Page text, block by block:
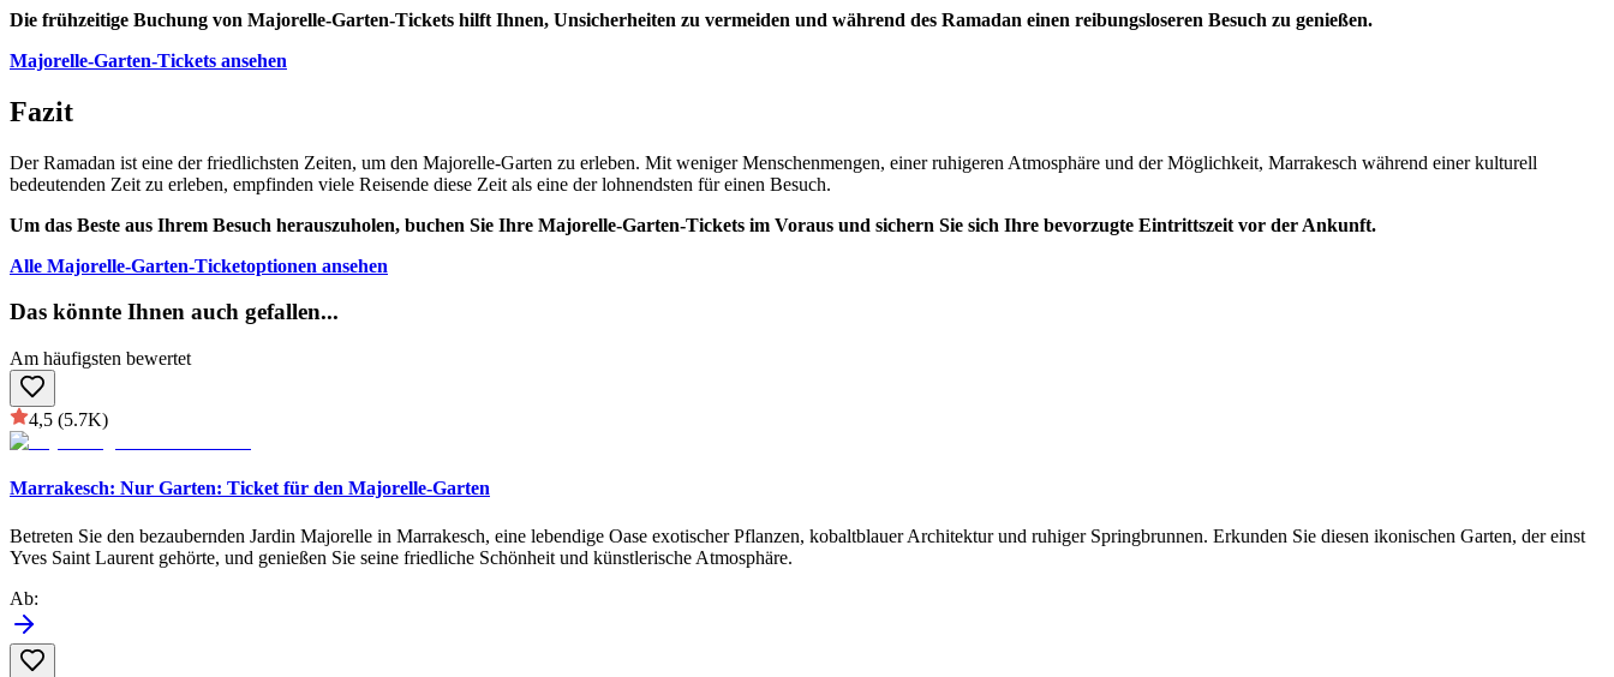
Die frühzeitige Buchung von Majorelle-Garten-Tickets hilft Ihnen, Unsicherheiten zu vermeiden und während des Ramadan einen reibungsloseren Besuch zu genießen.
Majorelle-Garten-Tickets ansehen
Fazit
Der Ramadan ist eine der friedlichsten Zeiten, um den Majorelle-Garten zu erleben. Mit weniger Menschenmengen, einer ruhigeren Atmosphäre und der Möglichkeit, Marrakesch während einer kulturell
bedeutenden Zeit zu erleben, empfinden viele Reisende diese Zeit als eine der lohnendsten für einen Besuch.
Um das Beste aus Ihrem Besuch herauszuholen, buchen Sie Ihre Majorelle-Garten-Tickets im Voraus und sichern Sie sich Ihre bevorzugte Eintrittszeit vor der Ankunft.
Alle Majorelle-Garten-Ticketoptionen ansehen
Das könnte Ihnen auch gefallen...
Am häufigsten bewertet
4,5 (5.7K)
Marrakesch: Nur Garten: Ticket für den Majorelle-Garten
Betreten Sie den bezaubernden Jardin Majorelle in Marrakesch, eine lebendige Oase exotischer Pflanzen, kobaltblauer Architektur und ruhiger Springbrunnen. Erkunden Sie diesen ikonischen Garten, der einst
Yves Saint Laurent gehörte, und genießen Sie seine friedliche Schönheit und künstlerische Atmosphäre.
Ab: